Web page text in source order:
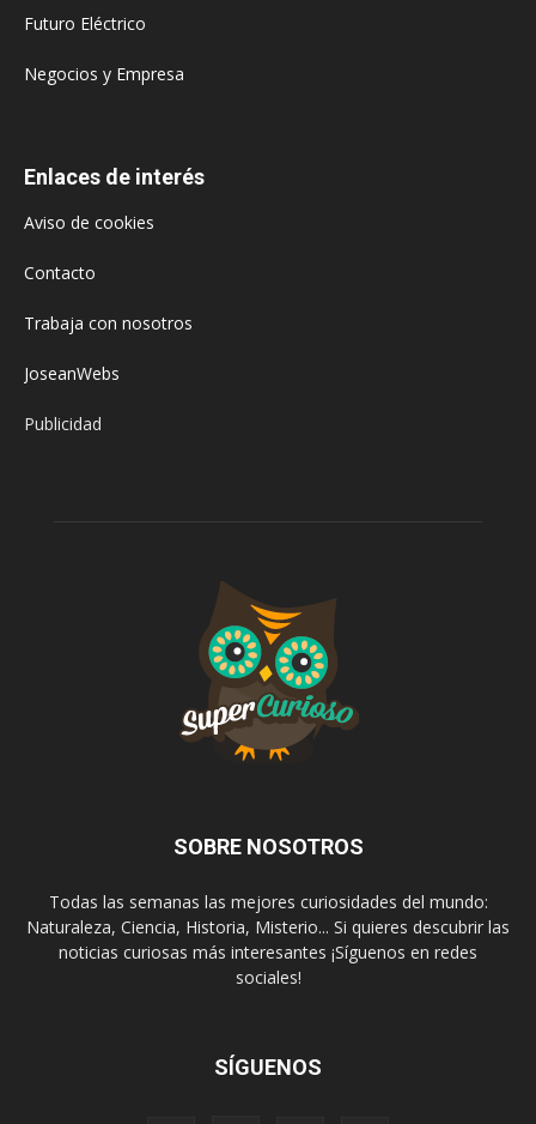
Futuro Eléctrico
Negocios y Empresa
Enlaces de interés
Aviso de cookies
Contacto
Trabaja con nosotros
JoseanWebs
Publicidad
SOBRE NOSOTROS
Todas las semanas las mejores curiosidades del mundo:
Naturaleza, Ciencia, Historia, Misterio... Si quieres descubrir las
noticias curiosas más interesantes ¡Síguenos en redes
sociales!
SÍGUENOS